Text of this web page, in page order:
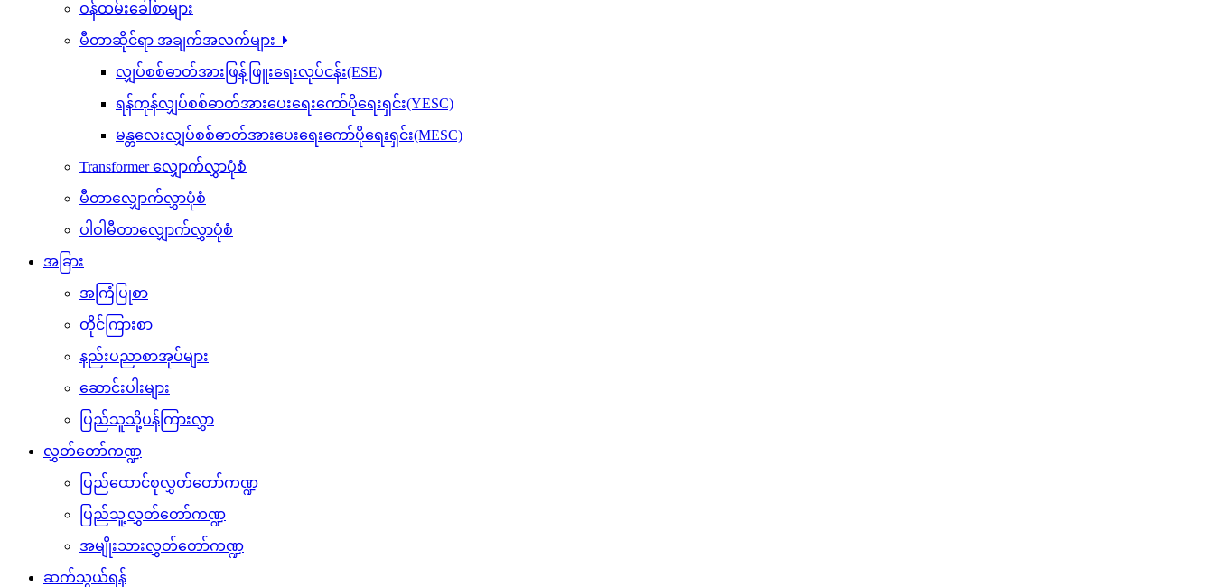
ဝန်ထမ်းခေါ်စာများ
မီတာဆိုင်ရာ အချက်အလက်များ
လျှပ်စစ်ဓာတ်အားဖြန့်ဖြူးရေးလုပ်ငန်း(ESE)
ရန်ကုန်လျှပ်စစ်ဓာတ်အားပေးရေးကော်ပိုရေးရှင်း(YESC)
မန္တလေးလျှပ်စစ်ဓာတ်အားပေးရေးကော်ပိုရေးရှင်း(MESC)
Transformer လျှောက်လွှာပုံစံ
မီတာလျှောက်လွှာပုံစံ
ပါဝါမီတာလျှောက်လွှာပုံစံ
အခြား
အကြံပြုစာ
တိုင်ကြားစာ
နည်းပညာစာအုပ်များ
ဆောင်းပါးများ
ပြည်သူသို့ပန်ကြားလွှာ
လွှတ်တော်ကဏ္ဍ
ပြည်ထောင်စုလွှတ်တော်ကဏ္ဍ
ပြည်သူ့လွှတ်တော်ကဏ္ဍ
အမျိုးသားလွှတ်တော်ကဏ္ဍ
ဆက်သွယ်ရန်